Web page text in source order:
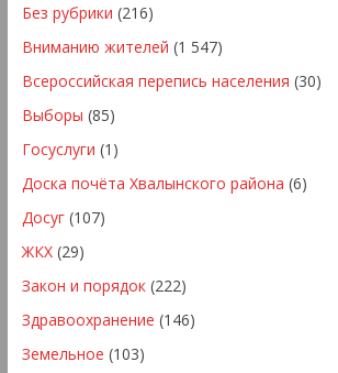
Без рубрики (216)
Вниманию жителей (1 547)
Всероссийская перепись населения (30)
Выборы (85)
Госуслуги (1)
Доска почёта Хвалынского района (6)
Досуг(107)
ЖКХ(29)
Закон и порядок(222)
Здравоохранение (146)
Земельное (103)